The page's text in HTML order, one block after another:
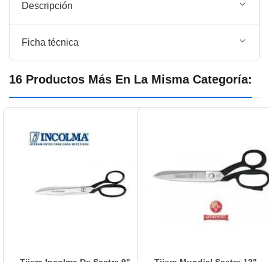
Descripción
MEDIDA: 10MM O 3/8"
Ficha técnica
Referencia: A11-10MM
16 Productos Más En La Misma Categoría: